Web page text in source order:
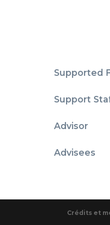
Supported
Support
Advisor
Advisees
Crédits et